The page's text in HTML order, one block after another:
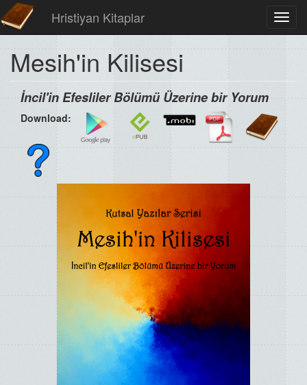
Hristiyan Kitaplar
Mesih'in Kilisesi
İncil'in Efesliler Bölümü Üzerine bir Yorum
Download: